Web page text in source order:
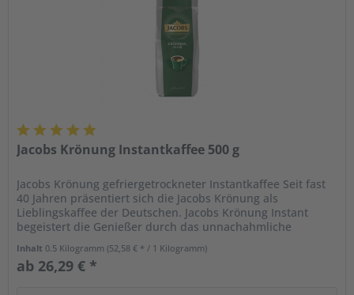
Jacobs Krönung Instantkaffee 500 g
Jacobs Krönung gefriergetrockneter Instantkaffee Seit fast
40 Jahren präsentiert sich die Jacobs Krönung als
Lieblingskaffee der Deutschen. Jacobs Krönung Instant
begeistert die Genießer durch das unnachahmliche
Inhalt 0.5 Kilogramm(52,58 € * / 1 Kilogramm)
ab 26,29 € *